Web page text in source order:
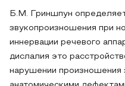
Б.М. Гриншпун
звукопроизношения при
иннервации речевого
дислалия это
нарушении произношения